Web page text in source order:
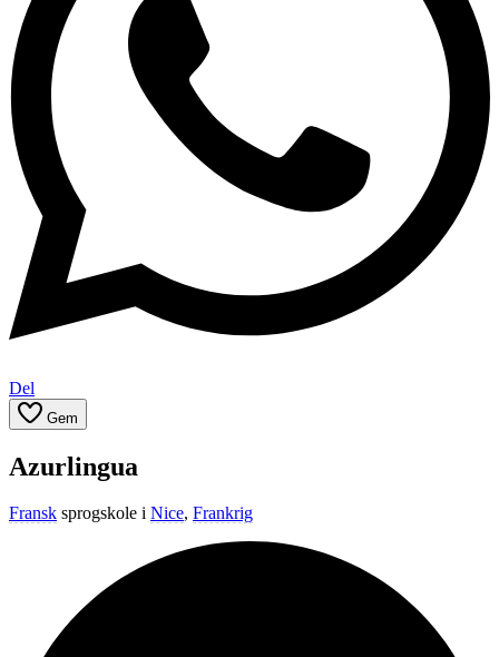
Del
Gem
Azurlingua
Fransk sprogskole i Nice, Frankrig